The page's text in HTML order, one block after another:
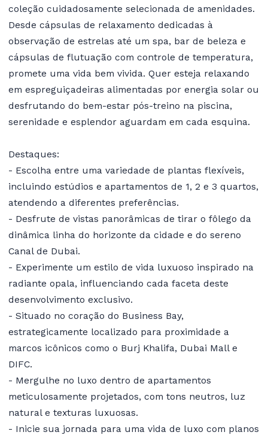
coleção cuidadosamente selecionada de amenidades.
Desde cápsulas de relaxamento dedicadas à
observação de estrelas até um spa, bar de beleza e
cápsulas de flutuação com controle de temperatura,
promete uma vida bem vivida. Quer esteja relaxando
em espreguiçadeiras alimentadas por energia solar ou
desfrutando do bem-estar pós-treino na piscina,
serenidade e esplendor aguardam em cada esquina.
Destaques:
- Escolha entre uma variedade de plantas flexíveis,
incluindo estúdios e apartamentos de 1, 2 e 3 quartos,
atendendo a diferentes preferências.
- Desfrute de vistas panorâmicas de tirar o fôlego da
dinâmica linha do horizonte da cidade e do sereno
Canal de Dubai.
- Experimente um estilo de vida luxuoso inspirado na
radiante opala, influenciando cada faceta deste
desenvolvimento exclusivo.
- Situado no coração do Business Bay,
estrategicamente localizado para proximidade a
marcos icônicos como o Burj Khalifa, Dubai Mall e
DIFC.
- Mergulhe no luxo dentro de apartamentos
meticulosamente projetados, com tons neutros, luz
natural e texturas luxuosas.
- Inicie sua jornada para uma vida de luxo com planos